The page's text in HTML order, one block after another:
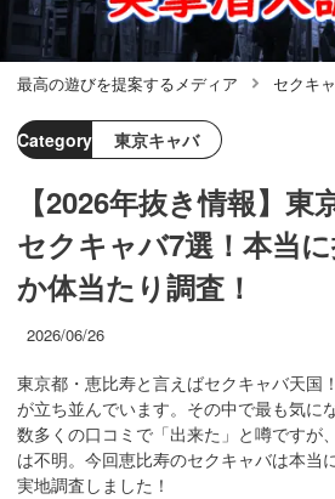
最高の遊びを提案するメディア セクキ
Category 東京キャバ
【2026年抜き情報】東
セクキャバ7選！本当
か体当たり調査！
2026/06/26
東京都・恵比寿と言えばセクキャバ天国
が立ち並んでいます。その中で最も気に
数多くの口コミで「出来た」と噂ですが
は不明。今回恵比寿のセクキャバは本当
実地調査しました！